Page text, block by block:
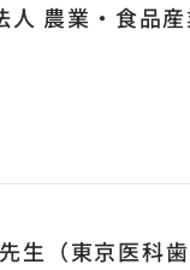
人 農業・食品
生（東京医